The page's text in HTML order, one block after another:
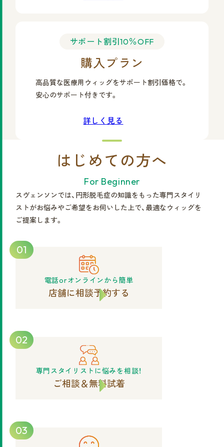
サポート割引10％OFF
購入プラン
高品質な医療用ウィッグをサポート割引価格で。
安心のサポート付きです。
詳しく見る
はじめての方へ
For Beginner
スヴェンソンでは、円形脱毛症の知識をもった専門スタイリ
ストがお悩みやご希望をお伺いした上で、最適なウィッグを
ご提案します。
01
電話orオンラインから簡単
店舗に相談予約する
02
専門スタイリストに悩みを相談！
ご相談＆無料試着
03